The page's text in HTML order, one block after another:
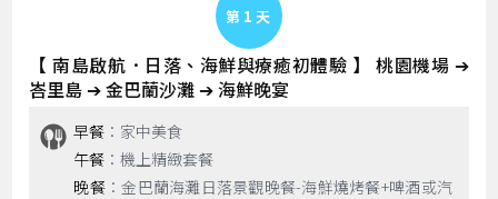
Day 1
【 南島啟航．日落、海鮮與療癒初體驗 】 桃園機場 ➔
峇里島 ➔ 金巴蘭沙灘 ➔ 海鮮晚宴
早餐 ：家中美食
午餐 ：機上精緻套餐
晚餐 ：金巴蘭海灘日落景觀晚餐-海鮮燒烤餐+啤酒或汽